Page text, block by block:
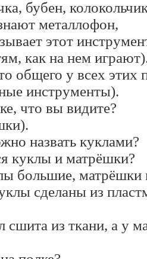
бубен,
металлофон,
этот
как на нем
общего у всех этих
инструменты).
что вы видите?
назвать куклами?
куклы и матрёшки?
большие, матрёшки
сделаны из
сшита из ткани, а у